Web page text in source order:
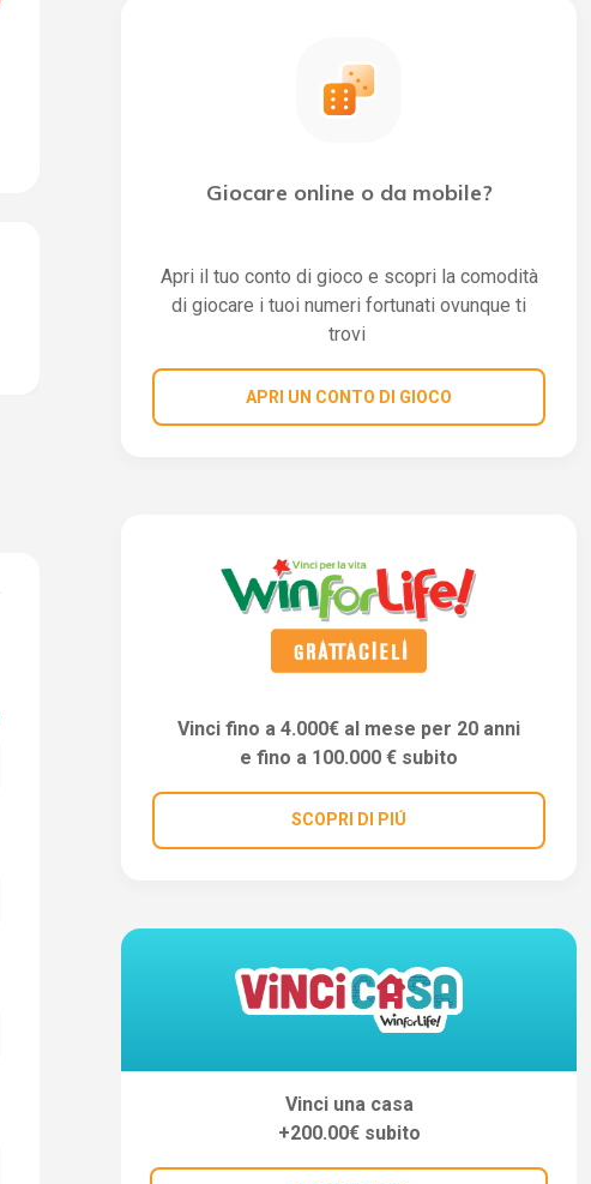
Giocare online o da mobile?
Apri il tuo conto di gioco e scopri la comodità
di giocare i tuoi numeri fortunati ovunque ti
trovi
APRI UN CONTO DI GIOCO
Vinci fino a 4.000€ al mese per 20 anni
e fino a 100.000 € subito
SCOPRI DI PIÚ
Vinci una casa
+200.00€ subito